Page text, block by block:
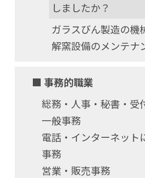
しましたか？
ガラスびん製造の機
解窯設備のメンテナ
■ 事務的職業
総務・人事・秘書・受
一般事務
電話・インターネット
事務
営業・販売事務